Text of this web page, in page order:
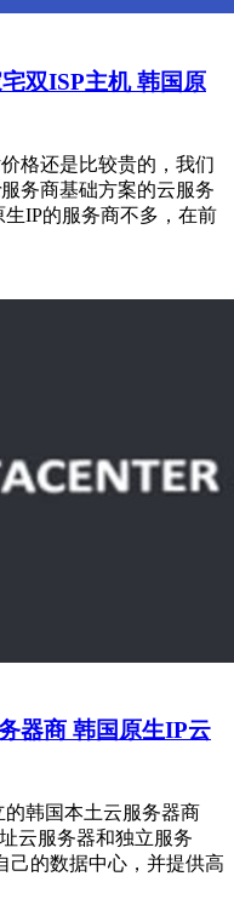
双ISP主机 韩国原
格还是比较贵的，我们
务商基础方案的云服务
IP的服务商不多，在前
器商 韩国原生IP云
的韩国本土云服务器商
云服务器和独立服务
己的数据中心，并提供高